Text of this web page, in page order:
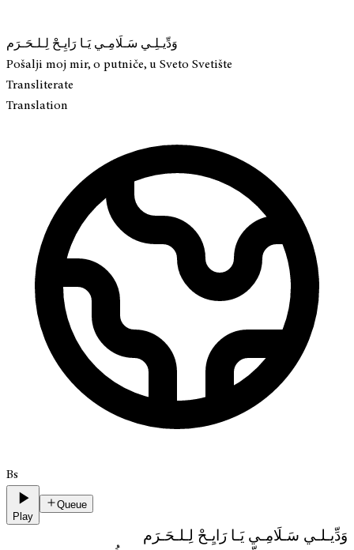
وَدِّيـلِـي سَـلَامِـي يَـا رَايِـحْ لِـلـحَـرَم
Pošalji moj mir, o putniče, u Sveto Svetište
Transliterate
Translation
Bs
Play
Queue
وَدِّيـلـي سَـلَامِـي يَـا رَايِـحْ لِـلـحَـرَم